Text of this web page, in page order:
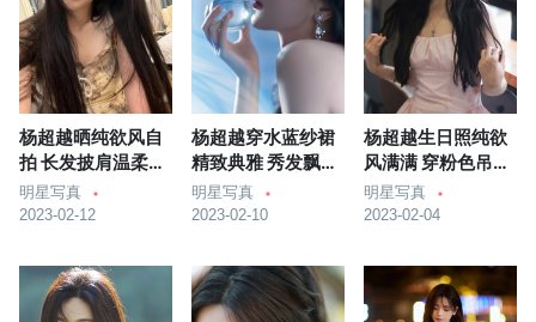
杨超越晒纯欲风自
拍 长发披肩温柔又
俏皮
明星写真
2023-02-12
杨超越穿水蓝纱裙
精致典雅 秀发飘逸
气质佳
明星写真
2023-02-10
杨超越生日照纯欲
风满满 穿粉色吊带
好可人
明星写真
2023-02-04